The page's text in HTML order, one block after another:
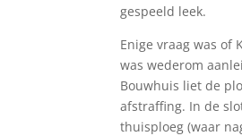
gespeeld leek.
Enige vraag was of
was wederom
Bouwhuis liet de
afstraffing. In de
thuisploeg (waar